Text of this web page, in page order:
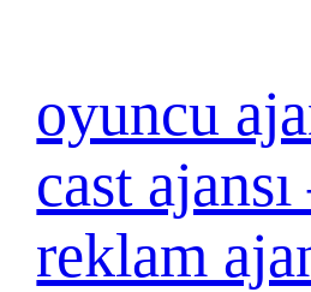
oyuncu
cast ajansı
reklam